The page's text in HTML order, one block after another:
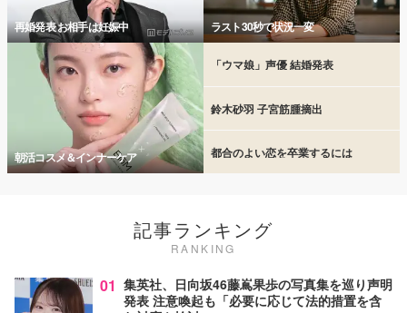
再婚発表 お相手は妊娠中 ラスト30秒で状況一変
朝活コスメ＆インナーケア
「ウマ娘」声優 結婚発表
鈴木砂羽 子宮筋腫摘出
都合のよい恋を卒業するには
記事ランキング
RANKING
01 集英社、日向坂46藤嶌果歩の写真集を巡り声明
発表 注意喚起も「必要に応じて法的措置を含